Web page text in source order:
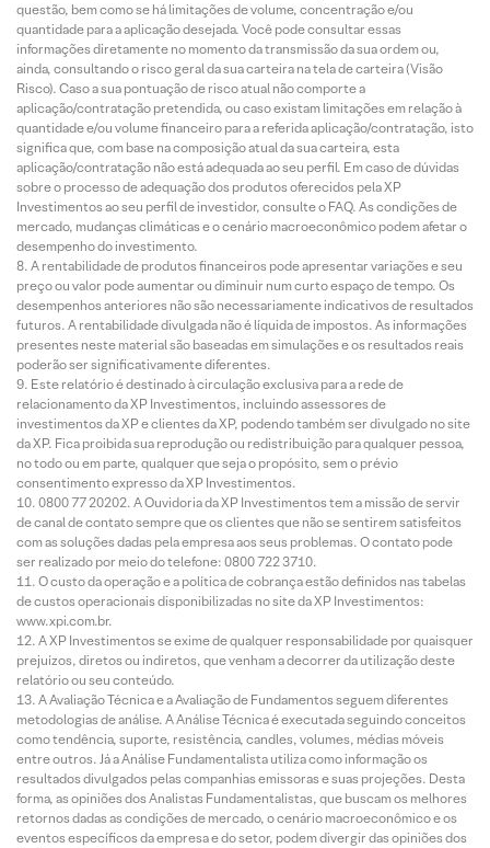
questão, bem como se há limitações de volume, concentração e/ou
quantidade para a aplicação desejada. Você pode consultar essas
informações diretamente no momento da transmissão da sua ordem ou,
ainda, consultando o risco geral da sua carteira na tela de carteira (Visão
Risco). Caso a sua pontuação de risco atual não comporte a
aplicação/contratação pretendida, ou caso existam limitações em relação à
quantidade e/ou volume financeiro para a referida aplicação/contratação, isto
significa que, com base na composição atual da sua carteira, esta
aplicação/contratação não está adequada ao seu perfil. Em caso de dúvidas
sobre o processo de adequação dos produtos oferecidos pela XP
Investimentos ao seu perfil de investidor, consulte o FAQ. As condições de
mercado, mudanças climáticas e o cenário macroeconômico podem afetar o
desempenho do investimento.
A rentabilidade de produtos financeiros pode apresentar variações e seu
preço ou valor pode aumentar ou diminuir num curto espaço de tempo. Os
desempenhos anteriores não são necessariamente indicativos de resultados
futuros. A rentabilidade divulgada não é líquida de impostos. As informações
presentes neste material são baseadas em simulações e os resultados reais
poderão ser significativamente diferentes.
Este relatório é destinado à circulação exclusiva para a rede de
relacionamento da XP Investimentos, incluindo assessores de
investimentos da XP e clientes da XP, podendo também ser divulgado no site
da XP. Fica proibida sua reprodução ou redistribuição para qualquer pessoa,
no todo ou em parte, qualquer que seja o propósito, sem o prévio
consentimento expresso da XP Investimentos.
0800 77 20202. A Ouvidoria da XP Investimentos tem a missão de servir
de canal de contato sempre que os clientes que não se sentirem satisfeitos
com as soluções dadas pela empresa aos seus problemas. O contato pode
ser realizado por meio do telefone: 0800 722 3710.
O custo da operação e a política de cobrança estão definidos nas tabelas
de custos operacionais disponibilizadas no site da XP Investimentos:
www.xpi.com.br.
A XP Investimentos se exime de qualquer responsabilidade por quaisquer
prejuízos, diretos ou indiretos, que venham a decorrer da utilização deste
relatório ou seu conteúdo.
A Avaliação Técnica e a Avaliação de Fundamentos seguem diferentes
metodologias de análise. A Análise Técnica é executada seguindo conceitos
como tendência, suporte, resistência, candles, volumes, médias móveis
entre outros. Já a Análise Fundamentalista utiliza como informação os
resultados divulgados pelas companhias emissoras e suas projeções. Desta
forma, as opiniões dos Analistas Fundamentalistas, que buscam os melhores
retornos dadas as condições de mercado, o cenário macroeconômico e os
eventos específicos da empresa e do setor, podem divergir das opiniões dos